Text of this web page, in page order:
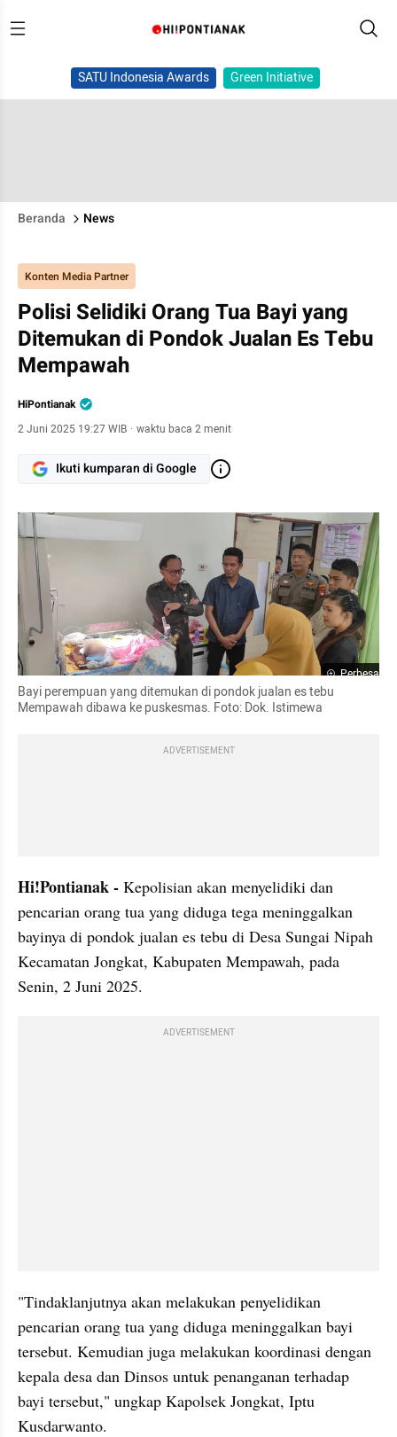
SATU Indonesia Awards Green Initiative
Beranda News
Konten Media Partner
Polisi Selidiki Orang Tua Bayi yang
Ditemukan di Pondok Jualan Es Tebu
Mempawah
HiPontianak
2 Juni 2025 19:27 WIB · waktu baca 2 menit
Ikuti kumparan di Google
Perbesar
Bayi perempuan yang ditemukan di pondok jualan es tebu
Mempawah dibawa ke puskesmas. Foto: Dok. Istimewa
ADVERTISEMENT
Hi!Pontianak - Kepolisian akan menyelidiki dan
pencarian orang tua yang diduga tega meninggalkan
bayinya di pondok jualan es tebu di Desa Sungai Nipah
Kecamatan Jongkat, Kabupaten Mempawah, pada
Senin, 2 Juni 2025.
ADVERTISEMENT
"Tindaklanjutnya akan melakukan penyelidikan
pencarian orang tua yang diduga meninggalkan bayi
tersebut. Kemudian juga melakukan koordinasi dengan
kepala desa dan Dinsos untuk penanganan terhadap
bayi tersebut," ungkap Kapolsek Jongkat, Iptu
Kusdarwanto.